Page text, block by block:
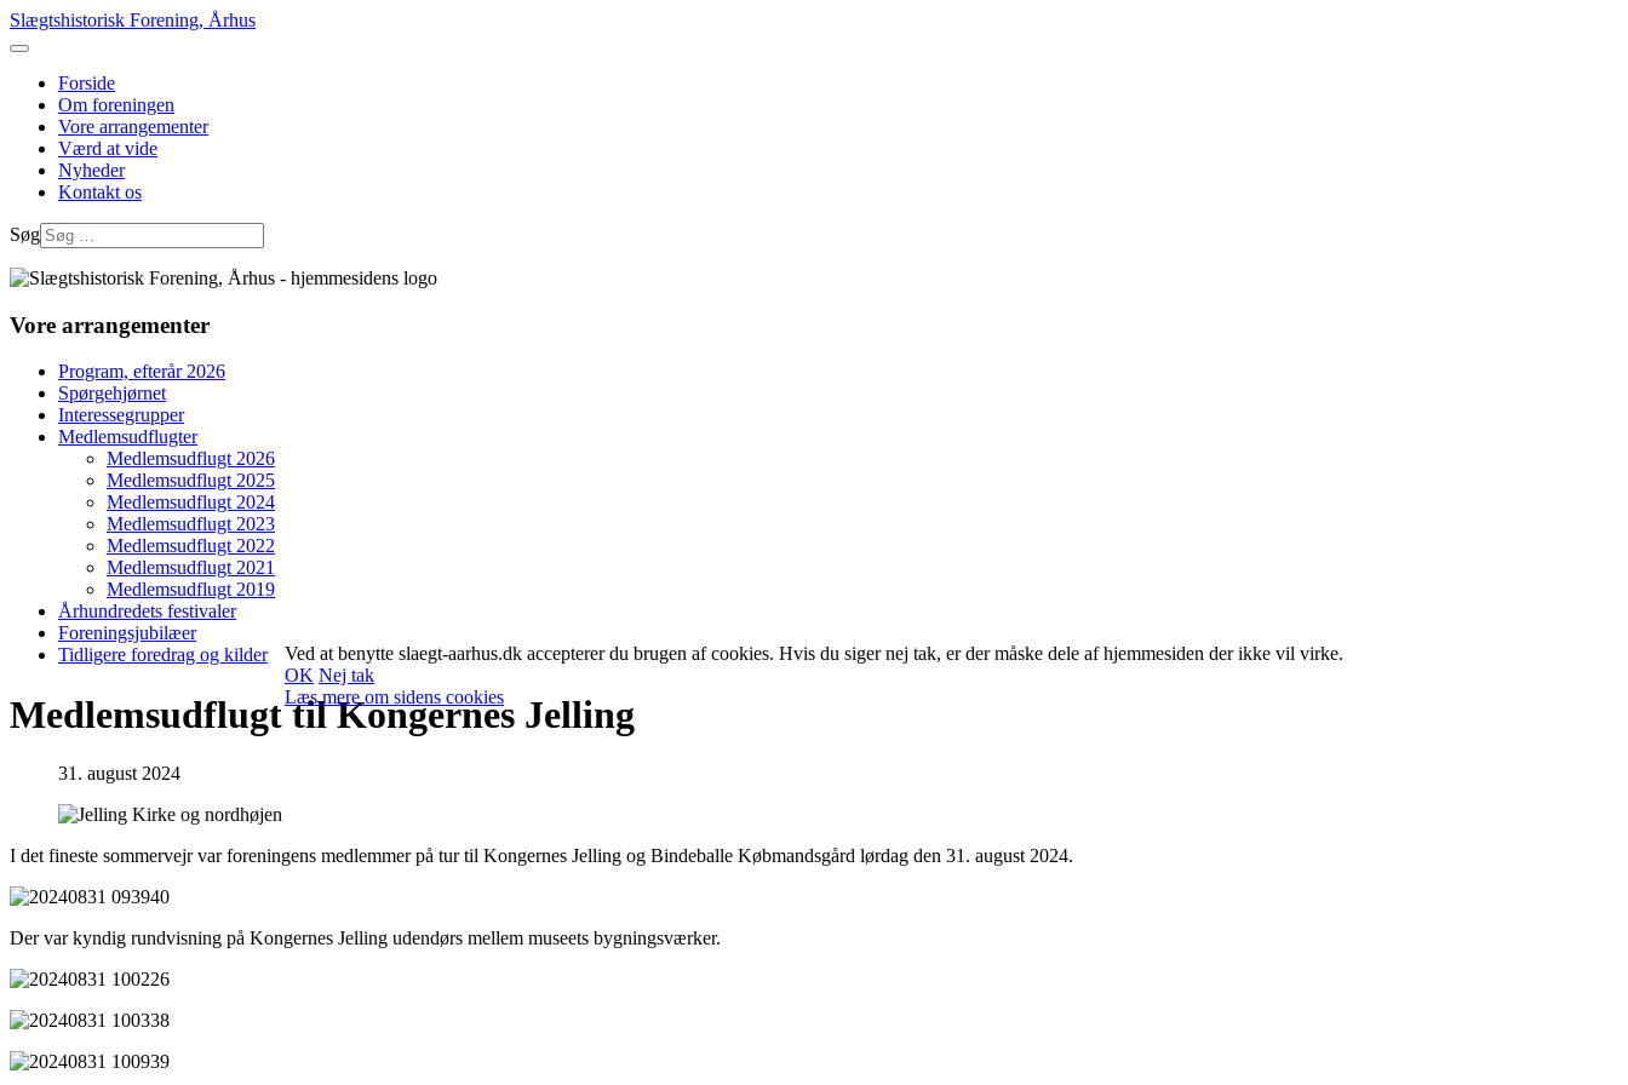
Slægtshistorisk Forening, Århus
Forside
Om foreningen
Vore arrangementer
Værd at vide
Nyheder
Kontakt os
Søg
Vore arrangementer
Program, efterår 2026
Spørgehjørnet
Interessegrupper
Medlemsudflugter
Medlemsudflugt 2026
Medlemsudflugt 2025
Medlemsudflugt 2024
Medlemsudflugt 2023
Medlemsudflugt 2022
Medlemsudflugt 2021
Medlemsudflugt 2019
Århundredets festivaler
Foreningsjubilæer
Tidligere foredrag og kilder
Medlemsudflugt til Kongernes Jelling
31. august 2024
I det fineste sommervejr var foreningens medlemmer på tur til Kongernes Jelling og Bindeballe Købmandsgård lørdag den 31. august 2024.
Der var kyndig rundvisning på Kongernes Jelling udendørs mellem museets bygningsværker.
Ved at benytte slaegt-aarhus.dk accepterer du brugen af cookies. Hvis du siger nej tak, er der måske dele af hjemmesiden der ikke vil virke.
OK Nej tak
Læs mere om sidens cookies